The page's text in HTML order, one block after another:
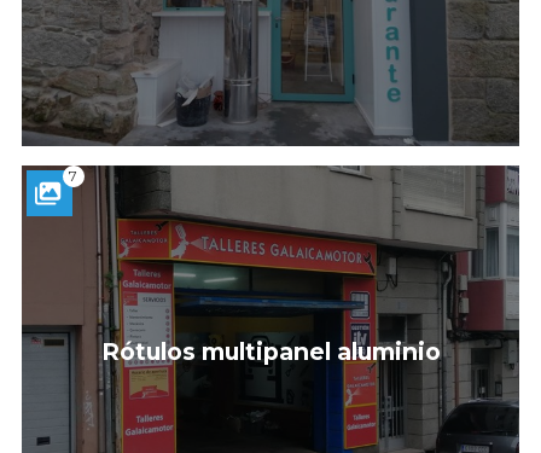
Rótulos multipanel aluminio
7